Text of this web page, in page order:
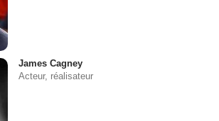
James Cagney
Acteur, réalisateur